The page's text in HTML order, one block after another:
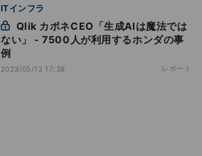
ITインフラ
ない」 - 7500人が利用するホンダの事
例
2023/05/12 17:38 レポート